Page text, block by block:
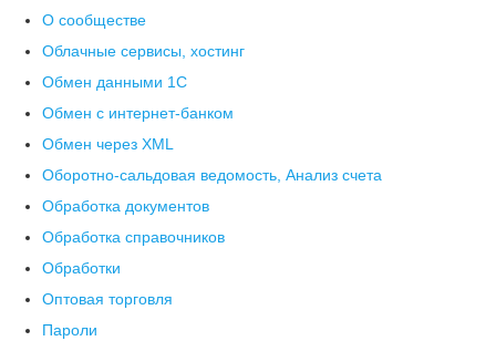
О сообществе
Облачные сервисы, хостинг
Обмен данными 1С
Обмен с интернет-банком
Обмен через XML
Оборотно-сальдовая ведомость, Анализ счета
Обработка документов
Обработка справочников
Обработки
Оптовая торговля
Пароли